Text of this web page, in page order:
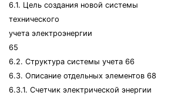
6.1. Цель создания новой системы
технического
учета электроэнергии
65
6.2. Структура системы учета 66
6.3. Описание отдельных элементов 68
6.3.1. Счетчик электрической энергии